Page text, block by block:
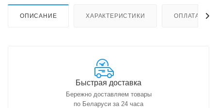
ОПИСАНИЕ ХАРАКТЕРИСТИКИ ОПЛАТА
Быстрая доставка
Бережно доставляем товары
по Беларуси за 24 часа